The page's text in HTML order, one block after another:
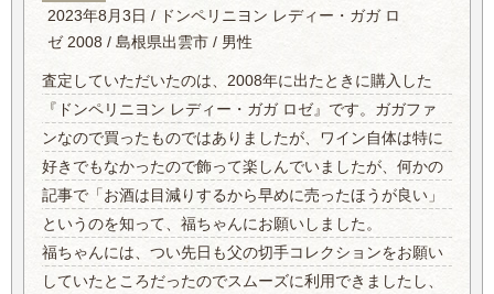
2023年8月3日 / ドンペリニヨン レディー・ガガ ロ
ゼ 2008 / 島根県出雲市 / 男性
査定していただいたのは、2008年に出たときに購入した
『ドンペリニヨン レディー・ガガ ロゼ』です。ガガファ
ンなので買ったものではありましたが、ワイン自体は特に
好きでもなかったので飾って楽しんでいましたが、何かの
記事で「お酒は目減りするから早めに売ったほうが良い」
というのを知って、福ちゃんにお願いしました。
福ちゃんには、つい先日も父の切手コレクションをお願い
していたところだったのでスムーズに利用できましたし、